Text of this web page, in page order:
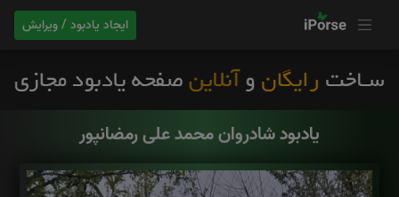
ایجاد یادبود / ویرایش
یادبود شادروان محمد علی رمضانپور